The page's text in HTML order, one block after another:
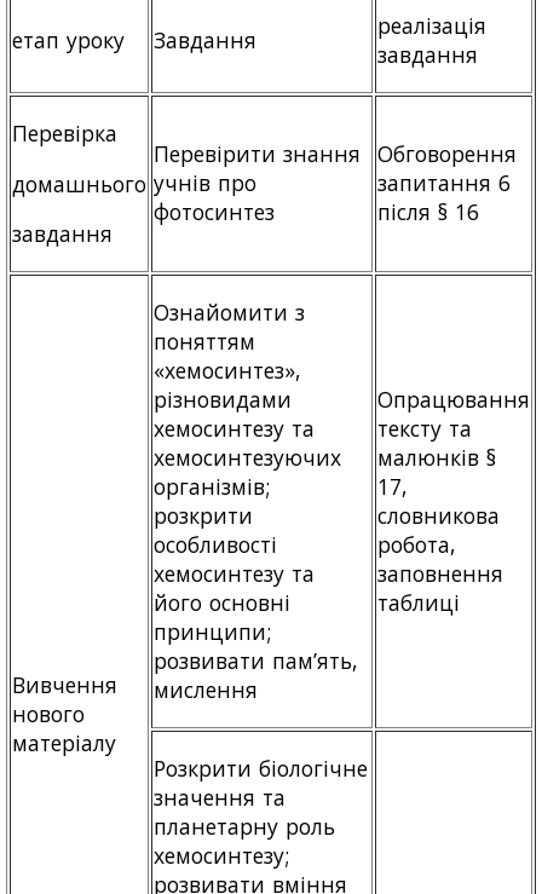
етап уроку Завдання
реалізація
завдання
Перевірка
домашнього
завдання
Перевірити знання
учнів про
фотосинтез
Обговорення
запитання 6
після § 16
Вивчення
нового
матеріалу
Ознайомити з
поняттям
«хемосинтез»,
різновидами
хемосинтезу та
хемосинтезуючих
організмів;
розкрити
особливості
хемосинтезу та
його основні
принципи;
розвивати пам’ять,
мислення
Опрацювання
тексту та
малюнків §
17,
словникова
робота,
заповнення
таблиці
Розкрити біологічне
значення та
планетарну роль
хемосинтезу;
розвивати вміння